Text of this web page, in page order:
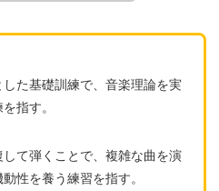
た基礎訓練で、音楽理論を実
指す。
て弾くことで、複雑な曲を演
性を養う練習を指す。